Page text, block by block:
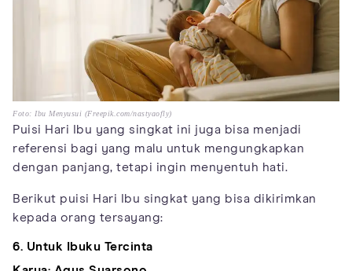
Foto: Ibu Menyusui (Freepik.com/nastyaofly)
Puisi Hari Ibu yang singkat ini juga bisa menjadi
referensi bagi yang malu untuk mengungkapkan
dengan panjang, tetapi ingin menyentuh hati.
Berikut puisi Hari Ibu singkat yang bisa dikirimkan
kepada orang tersayang:
6. Untuk Ibuku Tercinta